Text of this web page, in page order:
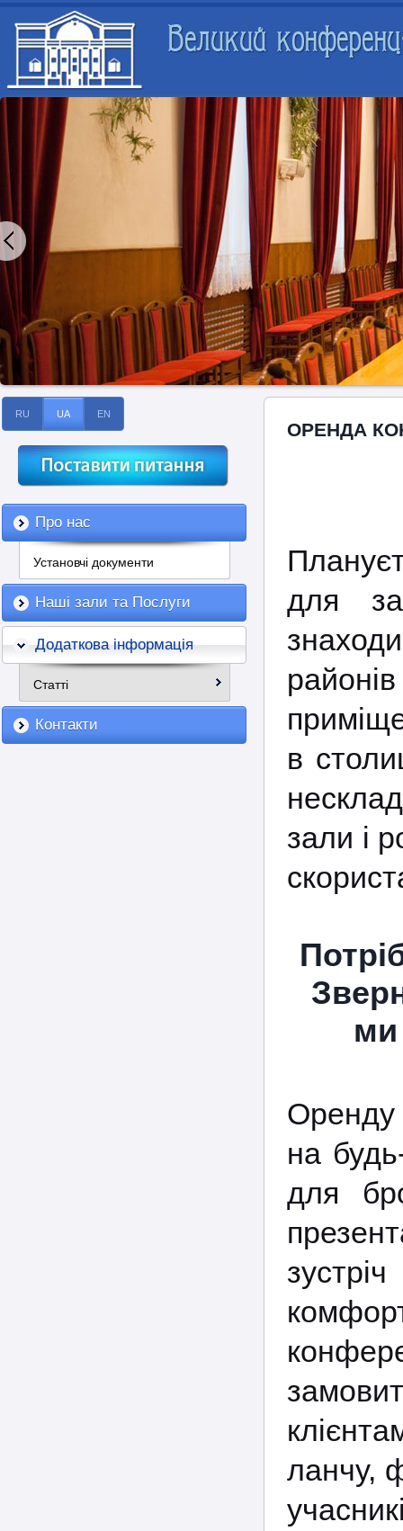
RU UA EN
Про нас
Установчі документи
Наші зали та Послуги
Додаткова інформація
Статті
Контакти
ОРЕНДА
для
в
зали і
ми
Оренду
на
для
ланчу,